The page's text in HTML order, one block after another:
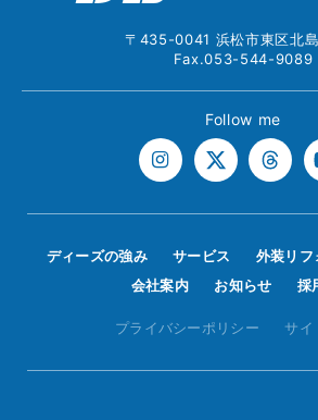
〒435-0041 浜松市東区北
Fax.053-544-9089
Follow me
ディーズの強み サービス 外装リフ
会社案内
お知らせ 採
プライバシーポリシー サイ